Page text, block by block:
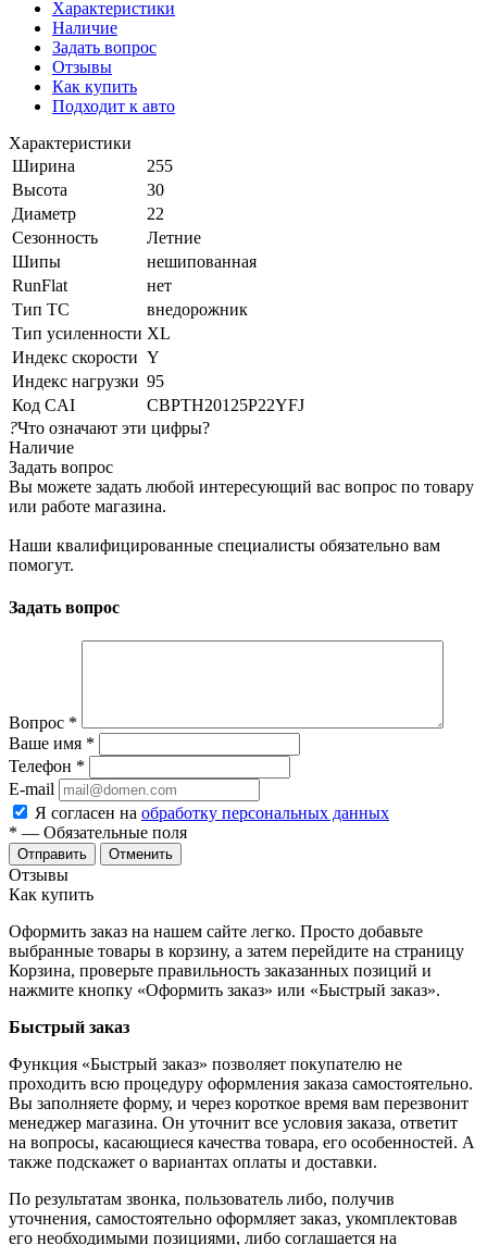
Характеристики
Наличие
Задать вопрос
Отзывы
Как купить
Подходит к авто
Характеристики
Ширина
255
Высота
30
Диаметр
22
Сезонность
Летние
Шипы
нешипованная
RunFlat
нет
Тип ТС
внедорожник
Тип усиленности XL
Индекс скорости Y
Индекс нагрузки 95
Код CAI
CBPTH20125P22YFJ
?Что означают эти цифры?
Наличие
Задать вопрос
Вы можете задать любой интересующий вас вопрос по товару
или работе магазина.
Наши квалифицированные специалисты обязательно вам
помогут.
Задать вопрос
Вопрос *
Ваше имя *
Телефон *
E-mail
Я согласен на обработку персональных данных
* — Обязательные поля
Отменить
Отзывы
Как купить
Оформить заказ на нашем сайте легко. Просто добавьте
выбранные товары в корзину, а затем перейдите на страницу
Корзина, проверьте правильность заказанных позиций и
нажмите кнопку «Оформить заказ» или «Быстрый заказ».
Быстрый заказ
Функция «Быстрый заказ» позволяет покупателю не
проходить всю процедуру оформления заказа самостоятельно.
Вы заполняете форму, и через короткое время вам перезвонит
менеджер магазина. Он уточнит все условия заказа, ответит
на вопросы, касающиеся качества товара, его особенностей. А
также подскажет о вариантах оплаты и доставки.
По результатам звонка, пользователь либо, получив
уточнения, самостоятельно оформляет заказ, укомплектовав
его необходимыми позициями, либо соглашается на